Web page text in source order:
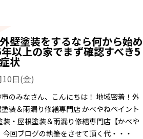
壁塗装をするなら何から始め
以上の家でまず確認すべき5
状
日(金)
のみなさん、こんにちは！ 地域密着！外
装＆雨漏り修繕専門店 かべやねペイント
装・屋根塗装＆雨漏り修繕専門店【かべや
今回ブログの執筆をさせて頂く代・・・